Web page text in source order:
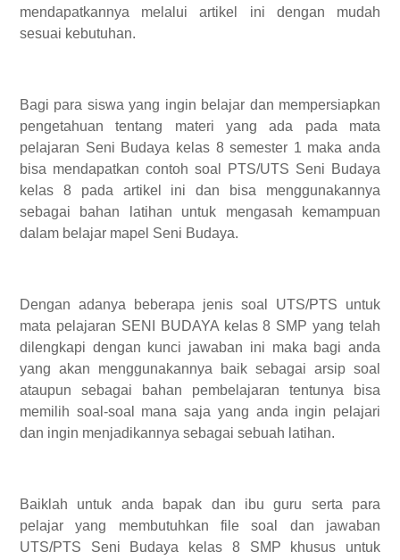
mendapatkannya melalui artikel ini dengan mudah
sesuai kebutuhan.
Bagi para siswa yang ingin belajar dan mempersiapkan
pengetahuan tentang materi yang ada pada mata
pelajaran Seni Budaya kelas 8 semester 1 maka anda
bisa mendapatkan contoh soal PTS/UTS Seni Budaya
kelas 8 pada artikel ini dan bisa menggunakannya
sebagai bahan latihan untuk mengasah kemampuan
dalam belajar mapel Seni Budaya.
Dengan adanya beberapa jenis soal UTS/PTS untuk
mata pelajaran SENI BUDAYA kelas 8 SMP yang telah
dilengkapi dengan kunci jawaban ini maka bagi anda
yang akan menggunakannya baik sebagai arsip soal
ataupun sebagai bahan pembelajaran tentunya bisa
memilih soal-soal mana saja yang anda ingin pelajari
dan ingin menjadikannya sebagai sebuah latihan.
Baiklah untuk anda bapak dan ibu guru serta para
pelajar yang membutuhkan file soal dan jawaban
UTS/PTS Seni Budaya kelas 8 SMP khusus untuk